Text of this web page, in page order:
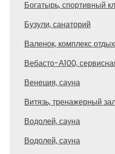
Богатырь, спортивный
Бузули, санаторий
Валенок, комплекс
Вебасто-А100,
Венеция, сауна
Витязь, тренажерный
Водолей, сауна
Водолей, сауна